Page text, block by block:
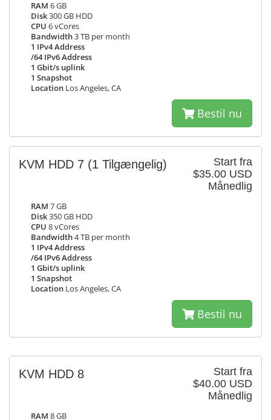
RAM 6 GB
Disk300 GB HDD
CPU 6 vCores
Bandwidth3 TB per month
1 IPv4 Address
/64 IPv6 Address
1 Gbit/s uplink
1 Snapshot
Location Los Angeles, CA
Bestil nu
Start fra
$35.00 USD
Månedlig
KVM HDD 7 (1 Tilgængelig)
RAM 7 GB
Disk350 GB HDD
CPU 8 vCores
Bandwidth4 TB per month
1 IPv4 Address
/64 IPv6 Address
1 Gbit/s uplink
1 Snapshot
Location Los Angeles, CA
Bestil nu
Start fra
$40.00 USD
Månedlig
KVM HDD 8
RAM 8 GB